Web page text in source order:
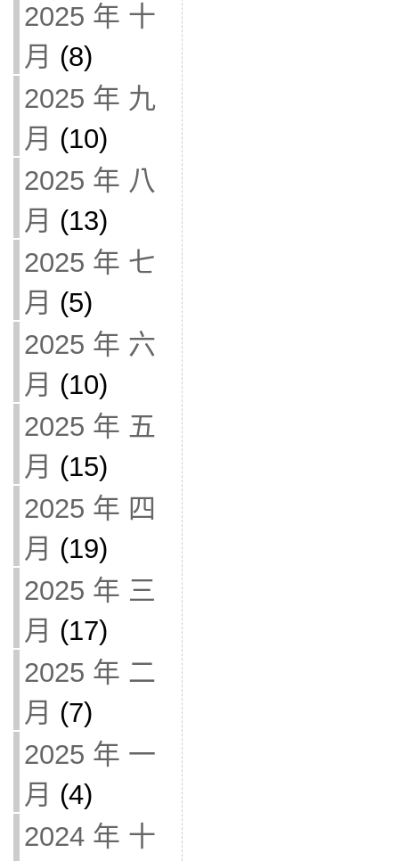
2025 年 十
月 (8)
2025 年 九
月 (10)
2025 年 八
月 (13)
2025 年 七
月 (5)
2025 年 六
月 (10)
2025 年 五
月 (15)
2025 年 四
月 (19)
2025 年 三
月 (17)
2025 年 二
月 (7)
2025 年 一
月 (4)
2024 年 十